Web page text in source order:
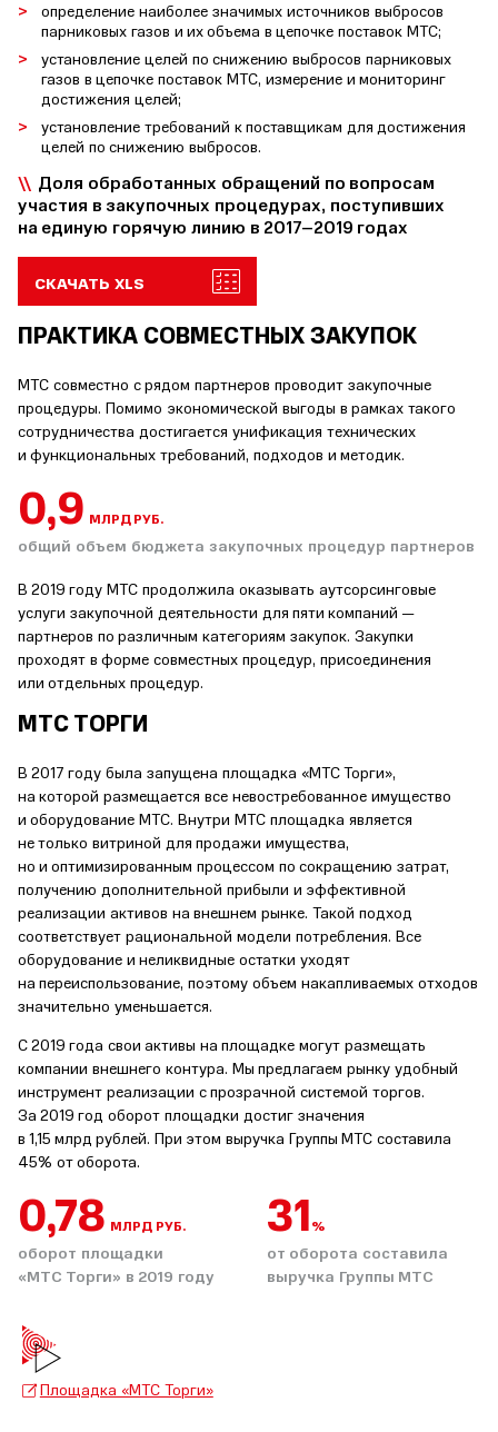
определение наиболее значимых источников выбросов
парниковых газов и их объема в цепочке поставок МТС;
установление целей по снижению выбросов парниковых
газов в цепочке поставок МТС, измерение и мониторинг
достижения целей;
установление требований к поставщикам для достижения
целей по снижению выбросов.
Доля обработанных обращений по вопросам
участия в закупочных процедурах, поступивших
на единую горячую линию в 2017–2019 годах
СКАЧАТЬ XLS
ПРАКТИКА СОВМЕСТНЫХ ЗАКУПОК
МТС совместно с рядом партнеров проводит закупочные
процедуры. Помимо экономической выгоды в рамках такого
сотрудничества достигается унификация технических
и функциональных требований, подходов и методик.
1,1 МЛРД РУБ.
общий объем бюджета закупочных процедур партнеров
В 2019 году МТС продолжила оказывать аутсорсинговые
услуги закупочной деятельности для пяти компаний —
партнеров по различным категориям закупок. Закупки
проходят в форме совместных процедур, присоединения
или отдельных процедур.
МТС ТОРГИ
В 2017 году была запущена площадка «МТС Торги»,
на которой размещается все невостребованное имущество
и оборудование МТС. Внутри МТС площадка является
не только витриной для продажи имущества,
но и оптимизированным процессом по сокращению затрат,
получению дополнительной прибыли и эффективной
реализации активов на внешнем рынке. Такой подход
соответствует рациональной модели потребления. Все
оборудование и неликвидные остатки уходят
на переиспользование, поэтому объем накапливаемых отходов
значительно уменьшается.
С 2019 года свои активы на площадке могут размещать
компании внешнего контура. Мы предлагаем рынку удобный
инструмент реализации с прозрачной системой торгов.
За 2019 год оборот площадки достиг значения
в 1,15 млрд рублей. При этом выручка Группы МТС составила
45% от оборота.
0,93 МЛРД РУБ.
оборот площадки
«МТС Торги» в 2019 году
36%
от оборота составила
выручка Группы МТС
Площадка «МТС Торги»